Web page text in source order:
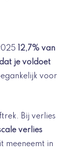
12,7% van
je voldoet
voor
Bij verlies
verlies
meeneemt in